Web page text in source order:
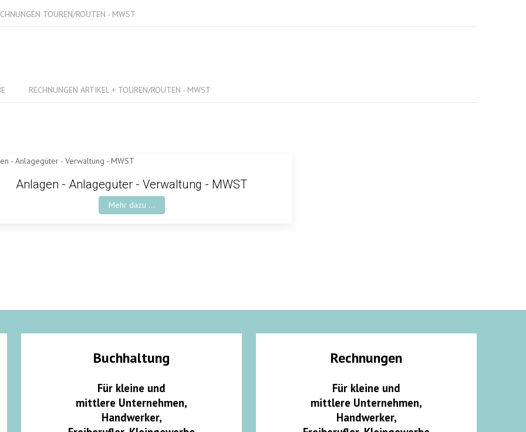
TOUREN/ROUTEN - MWST
RECHNUNGEN ARTIKEL + TOUREN/ROUTEN - MWST
Anlagen - Anlagegüter - Verwaltung - MWST
Mehr dazu ...
Buchhaltung
Für kleine und
mittlere Unternehmen,
Handwerker,
Rechnungen
Für kleine und
mittlere Unternehmen,
Handwerker,